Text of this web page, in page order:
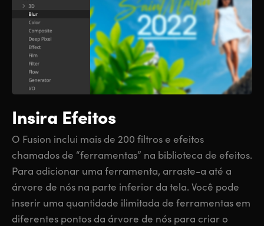
Insira Efeitos
O Fusion inclui mais de 200 filtros e efeitos
chamados de “ferramentas” na biblioteca de efeitos.
Para adicionar uma ferramenta, arraste-a até a
árvore de nós na parte inferior da tela. Você pode
inserir uma quantidade ilimitada de ferramentas em
diferentes pontos da árvore de nós para criar o